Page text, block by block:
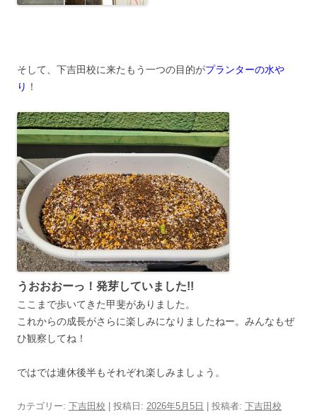
そして、下吉田校に来たもう一つの目的がプランターの水や
り ！
うおおおーっ！発芽していました!!
ここまで歩いてきた甲斐がありました。
これからの成長がさらに楽しみになりましたねー。みんなもぜ
ひ観察してね！
ではでは連休後半もそれぞれ楽しみましょう。
カテゴリー: 下吉田校 | 投稿日: 2026年5月5日 投稿者: 下吉田校